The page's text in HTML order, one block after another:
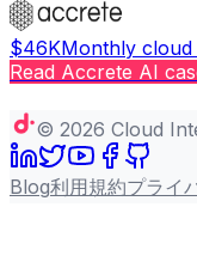
$46KMonthly cloud
Read Accrete AI
© 2026 Cloud
Blog利用規約プライ